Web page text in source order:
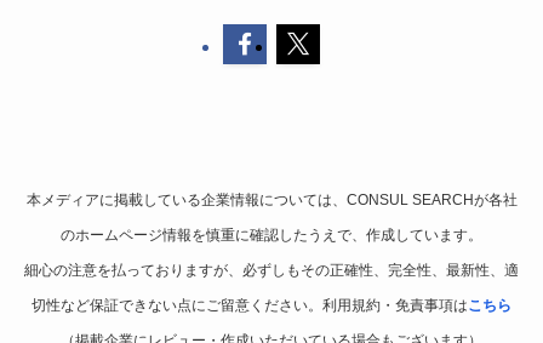
本メディアに掲載している企業情報については、CONSUL SEARCHが各社
のホームページ情報を慎重に確認したうえで、作成しています。
細心の注意を払っておりますが、必ずしもその正確性、完全性、最新性、適
切性など保証できない点にご留意ください。利用規約・免責事項はこちら